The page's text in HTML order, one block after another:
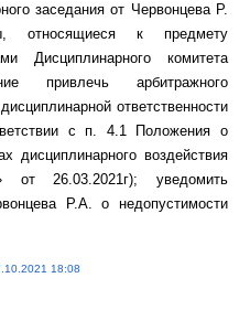
заседания от Червонцева Р.
относящиеся к предмету
Дисциплинарного комитета
привлечь арбитражного
ответственности
с п. 4.1 Положения о
дисциплинарного воздействия
от 26.03.2021г); уведомить
Р.А. о недопустимости
18:08